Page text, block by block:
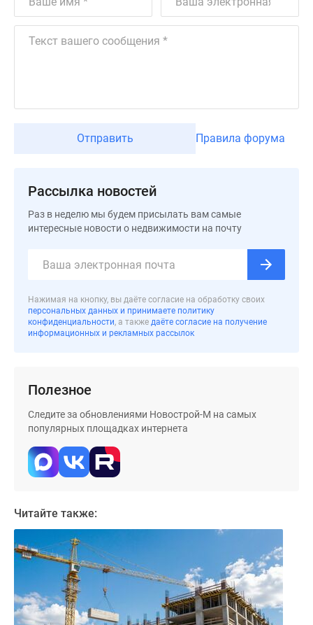
Дзен
Машино-
скидками
Субсидированная
застройщиком
Rutube
Программа
реновации
Москве
класса
Новостройки
бизнес-
класса
Траншевая
ипотека
Отправить Правила форума
Рассылка новостей
Раз в неделю мы будем присылать вам самые
интересные новости о недвижимости на почту
Нажимая на кнопку, вы даёте согласие на обработку своих
персональных данных и принимаете политику
конфиденциальности, а также даёте согласие на получение
информационных и рекламных рассылок
Полезное
Следите за обновлениями Новострой-М на самых
популярных площадках интернета
Читайте также: